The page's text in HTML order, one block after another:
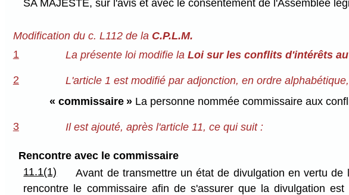
SA MAJESTÉ, sur l'avis et avec le consentement de l'Assemblée
Modification du c. L112 de la C.P.L.M.
1
La présente loi modifie la Loi sur les conflits d'intérêts
2
L'article 1 est modifié par adjonction, en ordre
« commissaire » La personne nommée commissaire aux
3 Il est ajouté, après l'article 11, ce qui suit :
Rencontre avec le commissaire
11.1(1)
Avant de transmettre un état de divulgation en vertu
rencontre le commissaire afin de s'assurer que la divulgation